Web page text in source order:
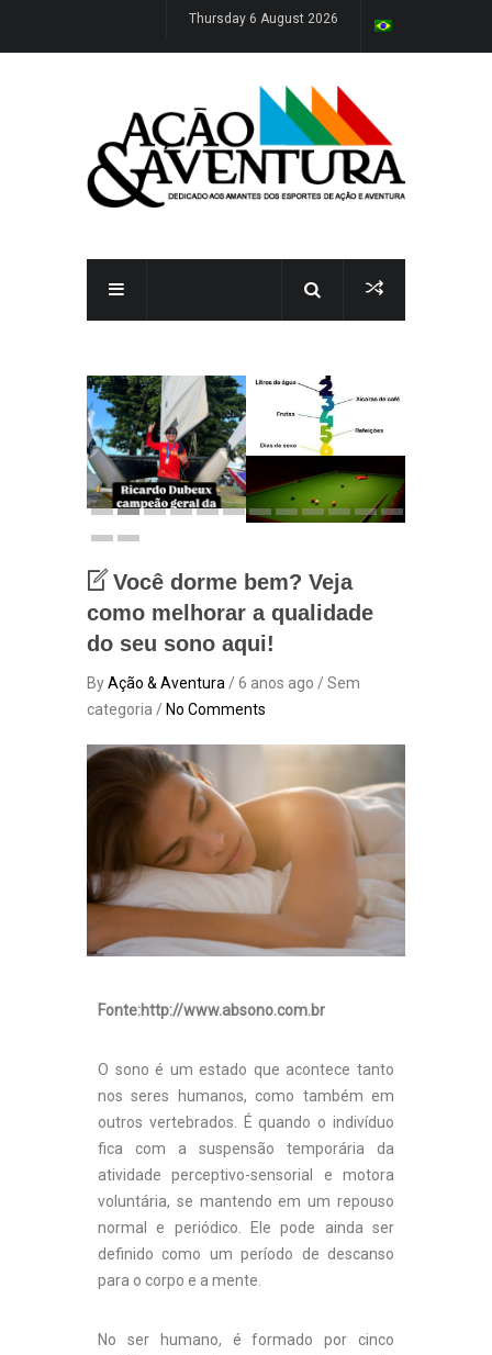
Thursday 6 August 2026
Você dorme bem? Veja
como melhorar a qualidade
do seu sono aqui!
ByAção & Aventura / 6 anos ago / Sem
categoria / No Comments
Fonte:http://www.absono.com.br
O sono é um estado que acontece tanto
nos seres humanos, como também em
outros vertebrados. É quando o indivíduo
fica com a suspensão temporária da
atividade perceptivo-sensorial e motora
voluntária, se mantendo em um repouso
normal e periódico. Ele pode ainda ser
definido como um período de descanso
para o corpo e a mente.
No ser humano, é formado por cinco